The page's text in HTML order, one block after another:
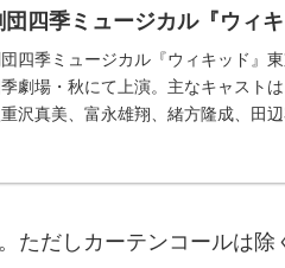
団四季ミュージカル『ウィ
四季ミュージカル『ウィキッド』
劇場・秋にて上演。主なキャスト
重沢真美、富永雄翔、緒方隆成、田
。ただしカーテンコールは除